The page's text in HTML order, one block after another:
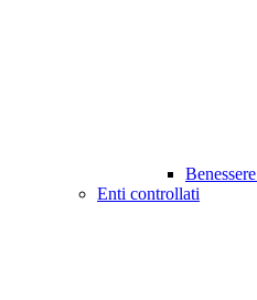
Enti controllati